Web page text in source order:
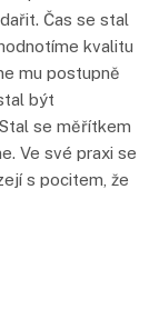
Čas se stal
kvalitu
mu postupně
být
se měřítkem
Ve své praxi se
s pocitem, že